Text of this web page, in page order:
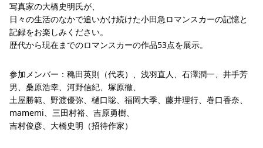
写真家の大橋史明氏が、
日々の生活のなかで追いかけ続けた小田急ロマンスカーの記憶と
記録をお楽しみください。
歴代から現在までのロマンスカーの作品53点を展示。
参加メンバー：穐田英則（代表）、浅羽直人、石澤潤一、井手芳
男、桑原浩幸、河野信紀、塚原徹、
土屋勝範、野渡優弥、樋口聡、福岡大季、藤井理行、巻口香奈、
mamemi、三田村裕、吉原勇樹、
吉村俊彦、大橋史明（招待作家）